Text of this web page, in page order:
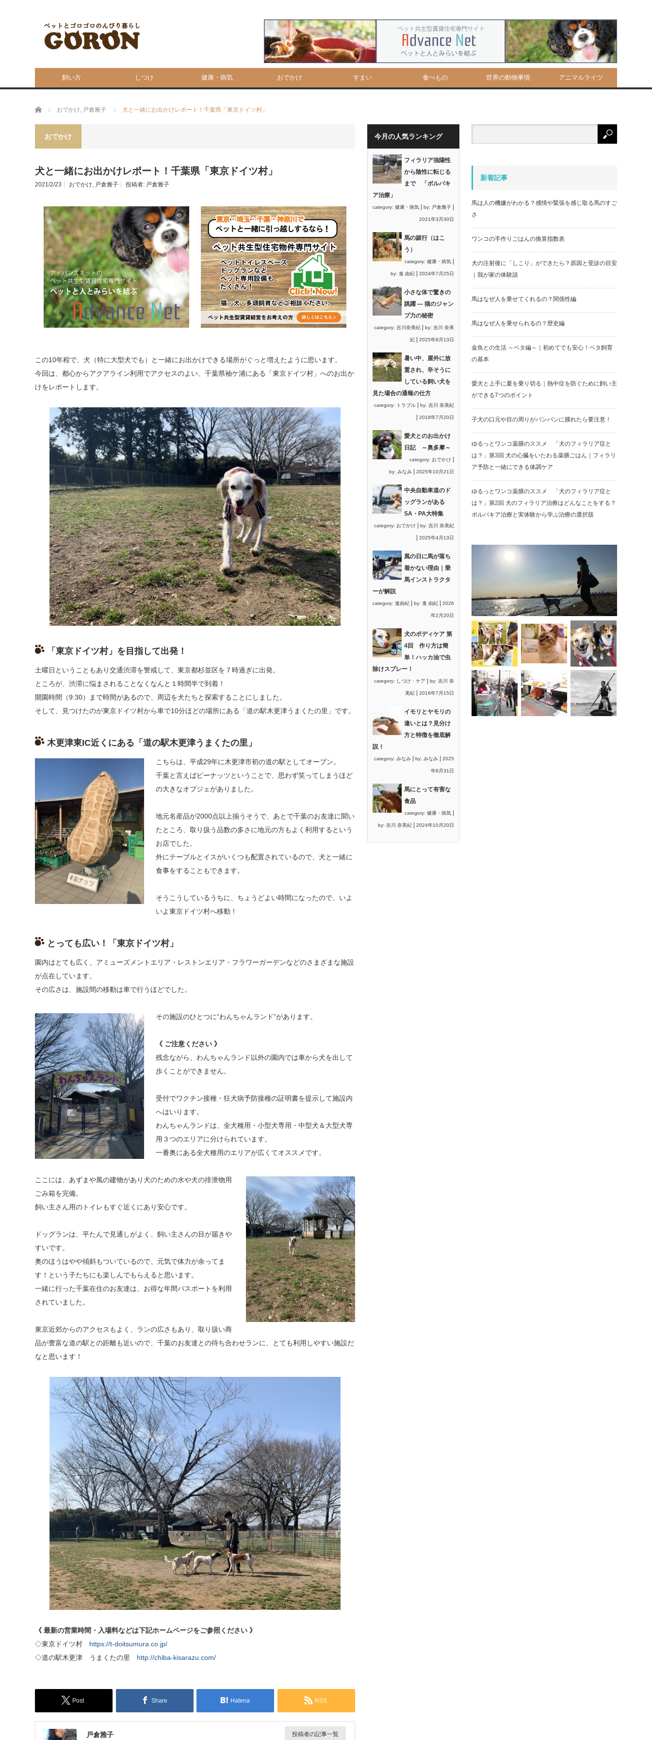
飼い方 しつけ 健康・病気 おでかけ すまい 食べもの 世界の動物事情 アニマルライツ
ホーム おでかけ, 戸倉雅子 犬と一緒にお出かけレポート！千葉県「東京ドイツ村」
おでかけ
犬と一緒にお出かけレポート！千葉県「東京ドイツ村」
2021/2/23 おでかけ, 戸倉雅子 投稿者: 戸倉雅子
この10年程で、犬（特に大型犬でも）と一緒にお出かけできる場所がぐっと増えたように思います。
今回は、都心からアクアライン利用でアクセスのよい、千葉県袖ケ浦にある「東京ドイツ村」へのお出か
けをレポートします。
「東京ドイツ村」を目指して出発！
土曜日ということもあり交通渋滞を警戒して、東京都杉並区を７時過ぎに出発。
ところが、渋滞に悩まされることなくなんと１時間半で到着！
開園時間（9:30）まで時間があるので、周辺を犬たちと探索することにしました。
そして、見つけたのが東京ドイツ村から車で10分ほどの場所にある「道の駅木更津うまくたの里」です。
木更津東IC近くにある「道の駅木更津うまくたの里」
こちらは、平成29年に木更津市初の道の駅としてオープン。
千葉と言えばピーナッツということで、思わず笑ってしまうほど
の大きなオブジェがありました。
地元名産品が2000点以上揃うそうで、あとで千葉のお友達に聞い
たところ、取り扱う品数の多さに地元の方もよく利用するという
お店でした。
外にテーブルとイスがいくつも配置されているので、犬と一緒に
食事をすることもできます。
そうこうしているうちに、ちょうどよい時間になったので、いよ
いよ東京ドイツ村へ移動！
とっても広い！「東京ドイツ村」
園内はとても広く、アミューズメントエリア・レストンエリア・フラワーガーデンなどのさまざまな施設
が点在しています。
その広さは、施設間の移動は車で行うほどでした。
その施設のひとつに“わんちゃんランド”があります。
《 ご注意ください 》
残念ながら、わんちゃんランド以外の園内では車から犬を出して
歩くことができません。
受付でワクチン接種・狂犬病予防接種の証明書を提示して施設内
へはいります。
わんちゃんランドは、全犬種用・小型犬専用・中型犬＆大型犬専
用３つのエリアに分けられています。
一番奥にある全犬種用のエリアが広く てオススメです。
ここには、あずまや風の建物があり犬のための水や犬の排泄物用
ごみ箱を完備。
飼い主さん用のトイレもすぐ近くにあり安心です。
ドッグランは、平たんで見通しがよく、飼い主さんの目が届きや
すいです。
奥のほうはやや傾斜もついているので、元気で体力が余ってま
す！ という子たちにも楽しんでもらえると思います。
一緒に行った千葉在住のお友達は、お得な年間パスポートを利用
されていました。
東京近郊からのアクセスもよく、ランの広さもあり、取り扱い商
品が豊富な道の駅との距離も近いので、千葉のお友達との待ち合わせランに、とても利用しやすい施設だ
なと思います！
《 最新の営業時間・入場料などは下記ホームページをご参照ください 》
◇東京ドイツ村 https://t-doitsumura.co.jp/
◇道の駅木更津 うまくたの里 http://chiba-kisarazu.com/
Post Share Hatena RSS
戸倉雅子 投稿者の記事一覧
今月の人気ランキング
フィラリア強陽性
から陰性に転じる
まで 「ボルバキ
ア治療」
category: 健康・病気 by: 戸倉雅子
2021年3月30日
馬の跛行（はこ
う）
category: 健康・病気
by: 進 由紀 2024年7月25日
小さな体で驚きの
跳躍 ― 猫のジャン
プ力の秘密
category: 吉川奈美紀 by: 吉川 奈美
紀 2025年8月13日
暑い中、屋外に放
置され、辛そうに
している飼い犬を
見た場合の通報の仕方
category: トラブル by: 吉川 奈美紀
2018年7月20日
愛犬とのお出かけ
日記 ～奥多摩～
category: おでかけ
by: みなみ 2025年10月21日
中央自動車道のド
ッグランがある
SA・PA大特集
category: おでかけ by: 吉川 奈美紀
2025年4月13日
風の日に馬が落ち
着かない理由｜乗
馬インストラクタ
ーが解説
category: 進由紀 by: 進 由紀 2026
年2月20日
犬のボディケア 第
4回 作り方は簡
単！ハッカ油で虫
除けスプレー！
category: しつけ・ケア by: 吉川 奈
美紀 2016年7月15日
イモリとヤモリの
違いとは？見分け
方と特徴を徹底解
説！
category: みなみ by: みなみ 2025
年8月31日
馬にとって有害な
食品
category: 健康・病気
by: 吉川 奈美紀 2024年10月20日
新着記事
馬は人の機嫌がわかる？感情や緊張を感じ取る馬のすご
さ
ワンコの手作りごはんの換算指数表
犬の注射後に「しこり」ができたら？原因と受診の目安
｜我が家の体験談
馬はなぜ人を乗せてくれるの？関係性編
馬はなぜ人を乗せられるの？歴史編
金魚との生活 ～ベタ編～｜初めてでも安心！ベタ飼育
の基本
愛犬と上手に夏を乗り切る｜熱中症を防ぐために飼い主
ができる7つのポイント
子犬の口元や目の周りがパンパンに腫れたら要注意！
ゆるっとワンコ薬膳のススメ 「犬のフィラリア症と
は？」第3回 犬の心臓をいたわる薬膳ごはん｜フィラリ
ア予防と一緒にできる体調ケア
ゆるっとワンコ薬膳のススメ 「犬のフィラリア症と
は？」第2回 犬のフィラリア治療はどんなことをする？
ボルバキア治療と実体験から学ぶ治療の選択肢